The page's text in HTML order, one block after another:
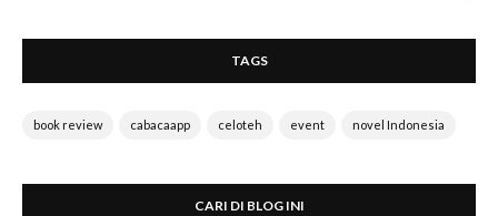
TAGS
book review cabacaapp celoteh event novel Indonesia
CARI DI BLOG INI